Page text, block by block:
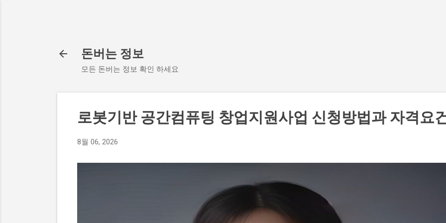
돈버는 정보
모든 돈버는 정보 확인 하세요
로봇기반 공간컴퓨팅 창업지원사업 신청방법과 자격요
8월 06, 2026